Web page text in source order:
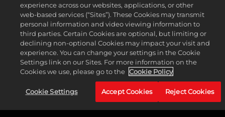
experience across our websites, applications, or other
web-based services (“Sites”). These Cookies may transmit
personal information and video viewing information to
third parties. Certain Cookies are optional, but limiting or
declining non-optional Cookies may impact your visit and
experience. You can change your settings in the Cookie
Settings link on our Sites. For more information on the
Cookies we use, please go to the Cookie Policy
Cookie Settings Accept Cookies Reject Cookies